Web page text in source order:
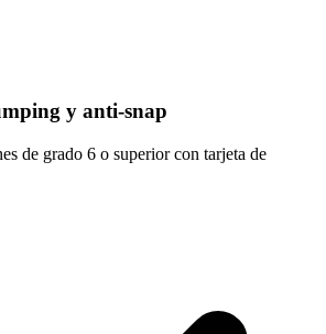
y anti-snap
de grado 6 o superior con tarjeta de